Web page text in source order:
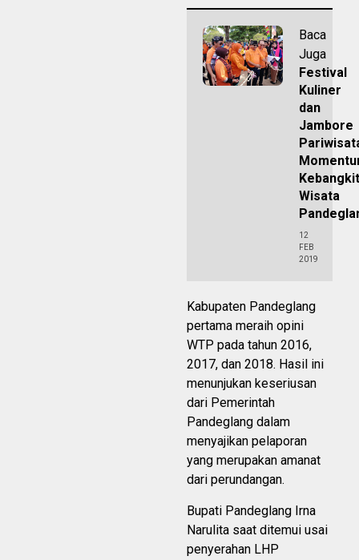
Baca
Juga
Festival
Kuliner
dan
Jambore
Wisata
12
FEB
2019
Kabupaten Pandeglang
pertama meraih opini
WTP pada tahun 2016,
2017, dan 2018. Hasil ini
menunjukan keseriusan
dari Pemerintah
Pandeglang dalam
menyajikan pelaporan
yang merupakan amanat
dari perundangan.
Bupati Pandeglang Irna
Narulita saat ditemui usai
penyerahan LHP